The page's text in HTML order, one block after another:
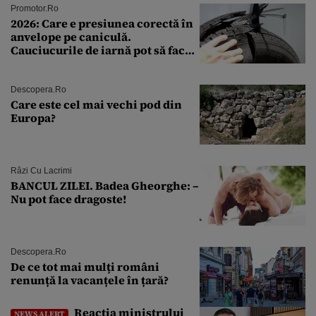
Promotor.ro
2026: Care e presiunea corectă în
anvelope pe caniculă.
Cauciucurile de iarnă pot să facă
Descopera.ro
Care este cel mai vechi pod din
Europa?
Râzi Cu Lacrimi
BANCUL ZILEI. Badea Gheorghe: –
Nu pot face dragoste!
Descopera.ro
De ce tot mai mulți români
renunță la vacanțele în țară?
Reacția ministrului